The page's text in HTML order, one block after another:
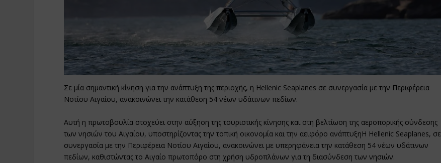
Σε μία σημαντική κίνηση για την ανάπτυξη της περιοχής, η Hellenic Seaplanes σε συνεργασία με την Περιφέρεια
Νοτίου Αιγαίου, ανακοινώνει την κατάθεση 54 νέων υδάτινων πεδίων.
Αυτή η πρωτοβουλία στοχεύει στην αύξηση της τουριστικής κίνησης και στη βελτίωση της αεροπορικής σύνδεσης
των νησιών του Αιγαίου, υποστηρίζοντας την τοπική οικονομία και την αειφόρο ανάπτυξηΗ Hellenic Seaplanes, σε
συνεργασία με την Περιφέρεια Νοτίου Αιγαίου, ανακοινώνει με υπερηφάνεια την κατάθεση 54 νέων υδάτινων
πεδίων, καθιστώντας το Αιγαίο πρωτοπόρο στη χρήση υδροπλάνων για τη διασύνδεση των νησιών.